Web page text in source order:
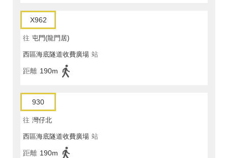
X962
往 屯門(龍門居)
西區海底隧道收費廣場 站
距離 190m
930
往 灣仔北
西區海底隧道收費廣場 站
距離 190m